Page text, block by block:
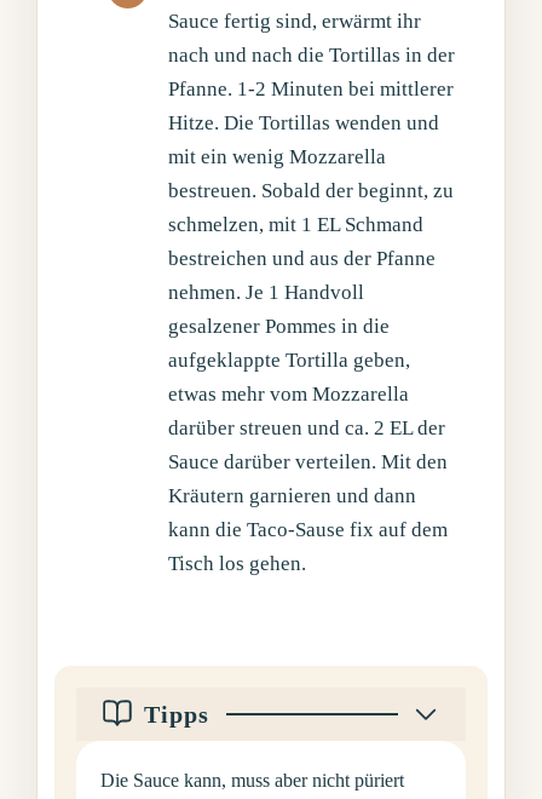
Sauce fertig sind, erwärmt ihr
nach und nach die Tortillas in der
Pfanne. 1-2 Minuten bei mittlerer
Hitze. Die Tortillas wenden und
mit ein wenig Mozzarella
bestreuen. Sobald der beginnt, zu
schmelzen, mit 1 EL Schmand
bestreichen und aus der Pfanne
nehmen. Je 1 Handvoll
gesalzener Pommes in die
aufgeklappte Tortilla geben,
etwas mehr vom Mozzarella
darüber streuen und ca. 2 EL der
Sauce darüber verteilen. Mit den
Kräutern garnieren und dann
kann die Taco-Sause fix auf dem
Tisch los gehen.
Tipps
Die Sauce kann, muss aber nicht püriert